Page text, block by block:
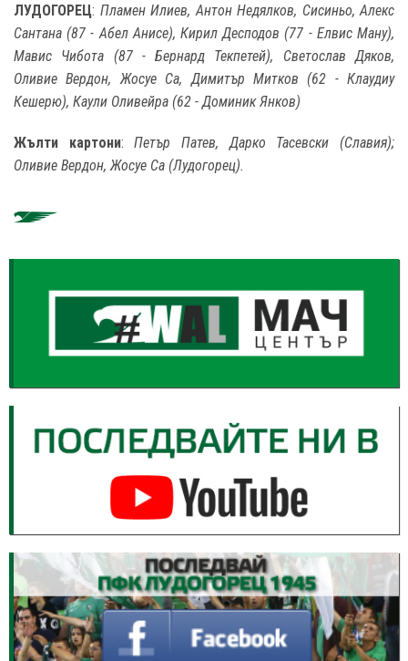
ЛУДОГОРЕЦ: Пламен Илиев, Антон Недялков, Сисиньо, Алекс
Сантана (87 - Абел Анисе), Кирил Десподов (77 - Елвис Ману),
Мавис Чибота (87 - Бернард Текпетей), Светослав Дяков,
Оливие Вердон, Жосуе Са, Димитър Митков (62 - Клаудиу
Кешерю), Каули Оливейра (62 - Доминик Янков)
Жълти картони:Петър Патев, Дарко Тасевски (Славия);
Оливие Вердон, Жосуе Са (Лудогорец).